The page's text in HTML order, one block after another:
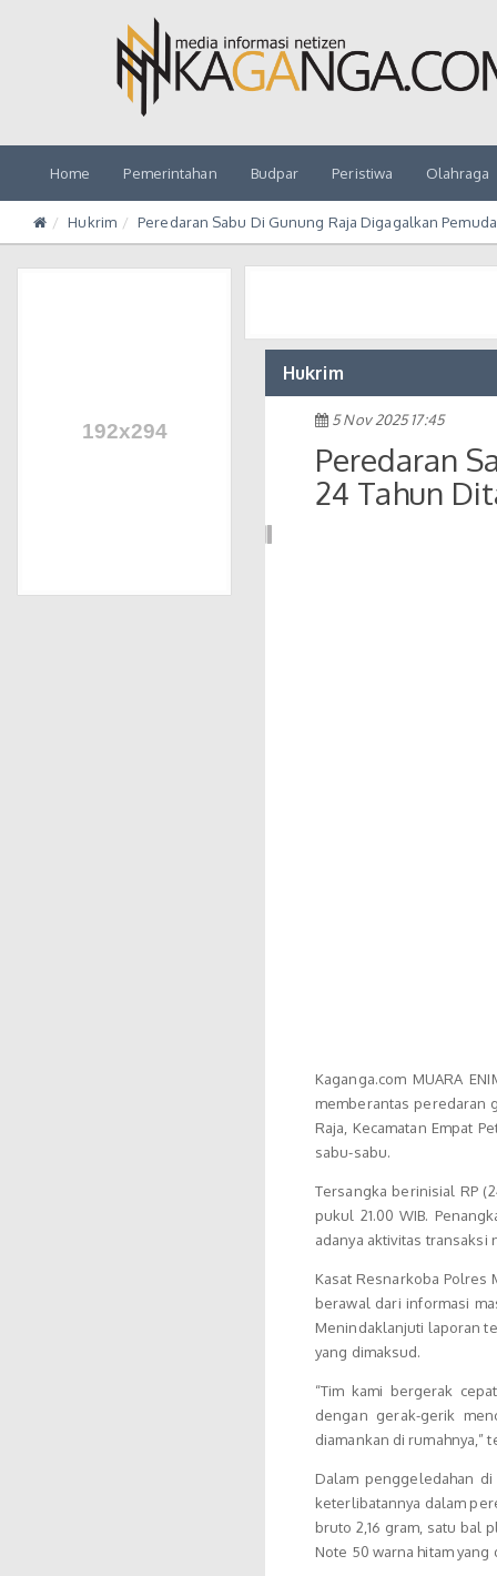
Home Pemerintahan Budpar Peristiwa Olahraga
Hukrim Peredaran Sabu Di Gunung Raja Digagalkan
Hukrim
5 Nov 2025 17:45
Peredaran
24 Tahun
Kaganga.com MUARA
memberantas peredaran
Raja, Kecamatan Empat
sabu-sabu.
Tersangka berinisial RP
pukul 21.00 WIB.
adanya aktivitas transaksi
Kasat Resnarkoba Polres
berawal dari informasi
Menindaklanjuti laporan
yang dimaksud.
“Tim kami bergerak
dengan gerak-gerik
diamankan di rumahnya,”
Dalam penggeledahan
keterlibatannya dalam
bruto 2,16 gram, satu bal
Note 50 warna hitam